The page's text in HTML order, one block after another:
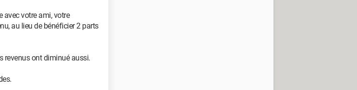
avec votre ami, votre
au lieu de bénéficier 2 parts
revenus ont diminué aussi.